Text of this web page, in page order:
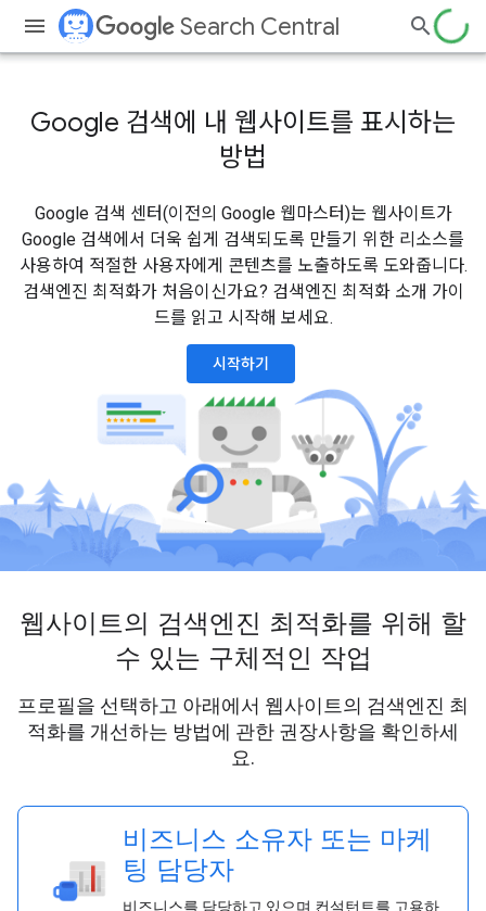
Search Central
Google 검색에 내 웹사이트를 표시하는
방법
Google 검색 센터(이전의 Google 웹마스터)는 웹사이트가
Google 검색에서 더욱 쉽게 검색되도록 만들기 위한 리소스를
사용하여 적절한 사용자에게 콘텐츠를 노출하도록 도와줍니다.
검색엔진 최적화가 처음이신가요? 검색엔진 최적화 소개 가이
드를 읽고 시작해 보세요.
시작하기